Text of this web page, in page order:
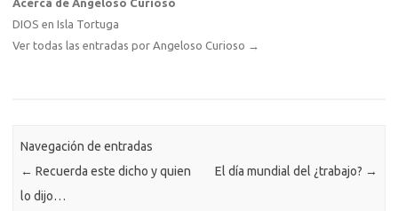
Acerca de Angeloso Curioso
DIOS en Isla Tortuga
Ver todas las entradas por Angeloso Curioso →
Navegación de entradas
← Recuerda este dicho y quien
lo dijo…
El día mundial del ¿trabajo? →